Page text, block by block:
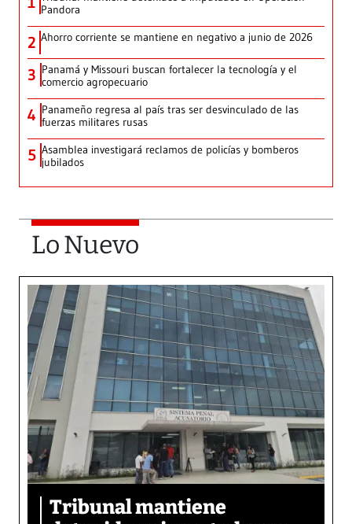
Pandora
2 Ahorro corriente se mantiene en negativo a junio de 2026
3 Panamá y Missouri buscan fortalecer la tecnología y el
comercio agropecuario
4 Panameño regresa al país tras ser desvinculado de las
fuerzas militares rusas
5 Asamblea investigará reclamos de policías y bomberos
jubilados
Lo Nuevo
Tribunal mantiene